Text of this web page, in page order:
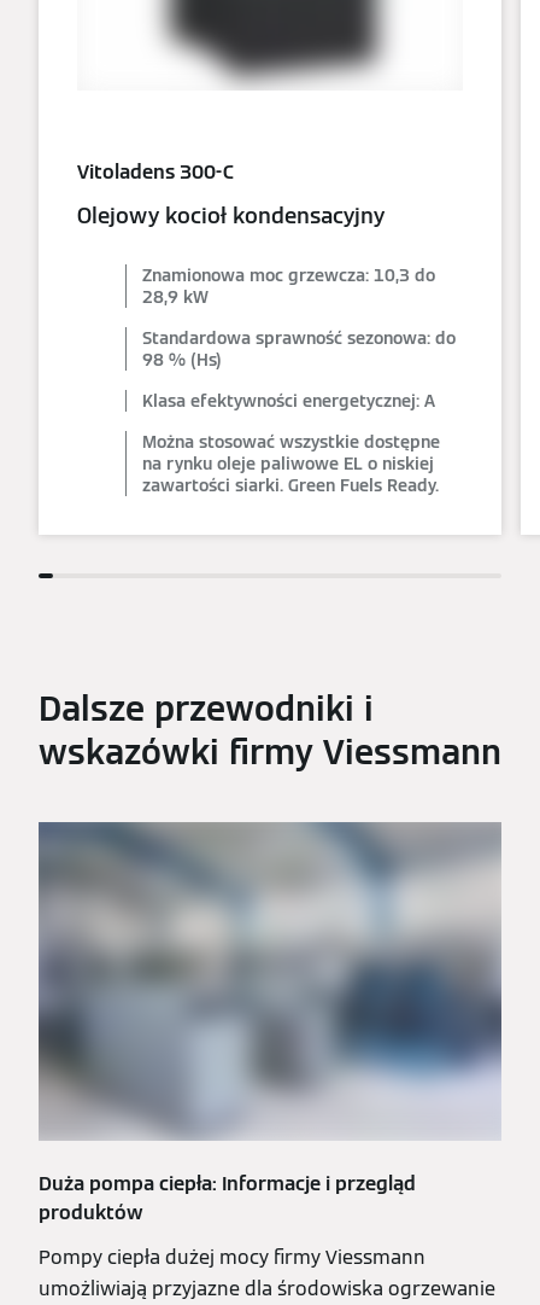
Vitoladens 300-C
Olejowy kocioł kondensacyjny
Znamionowa moc grzewcza: 10,3 do
28,9 kW
Standardowa sprawność sezonowa: do
98 % (Hs)
Klasa efektywności energetycznej: A
Można stosować wszystkie dostępne
na rynku oleje paliwowe EL o niskiej
zawartości siarki. Green Fuels Ready.
Dalsze przewodniki i
wskazówki firmy Viessmann
Duża pompa ciepła: Informacje i przegląd
produktów
Pompy ciepła dużej mocy firmy Viessmann
umożliwiają przyjazne dla środowiska ogrzewanie